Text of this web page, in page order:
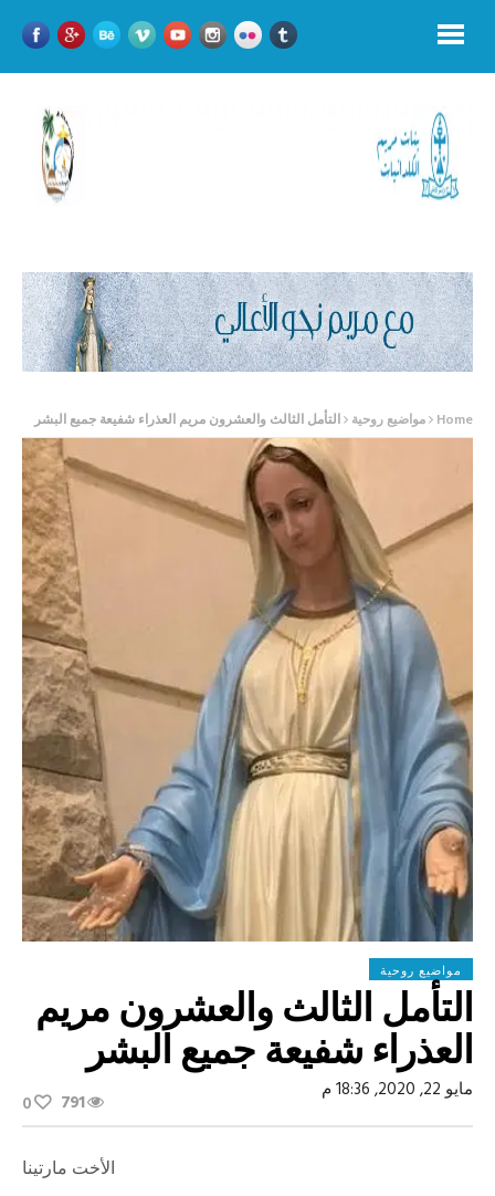
Home مواضيع روحية التأمل الثالث والعشرون مريم العذراء شفيعة جميع البشر
مواضيع روحية
التأمل الثالث والعشرون مريم
العذراء شفيعة جميع البشر
مايو 22, 2020, 18:36 م 791
0
الأخت مارتينا